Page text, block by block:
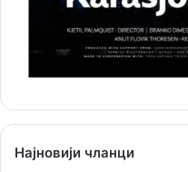
Најновији чланци